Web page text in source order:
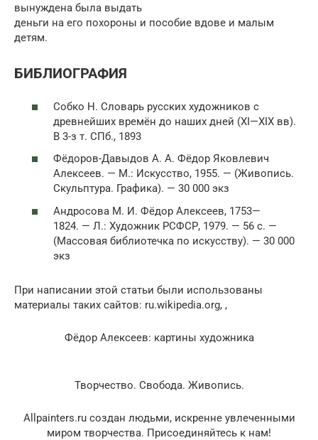
вынуждена была выдать
деньги на его похороны и пособие вдове и малым
детям.
БИБЛИОГРАФИЯ
Собко Н. Словарь русских художников с
древнейших времён до наших дней (XI—XIX вв).
В 3-з т. СПб., 1893
Фёдоров-Давыдов А. А. Фёдор Яковлевич
Алексеев. — М.: Искусство, 1955. — (Живопись.
Скульптура. Графика). — 30 000 экз
Андросова М. И. Фёдор Алексеев, 1753—
1824. — Л.: Художник РСФСР, 1979. — 56 с. —
(Массовая библиотечка по искусству). — 30 000
экз
При написании этой статьи были использованы
материалы таких сайтов: ru.wikipedia.org, ,
Фёдор Алексеев: картины художника
Творчество. Свобода. Живопись.
Allpainters.ru создан людьми, искренне увлеченными
миром творчества. Присоединяйтесь к нам!